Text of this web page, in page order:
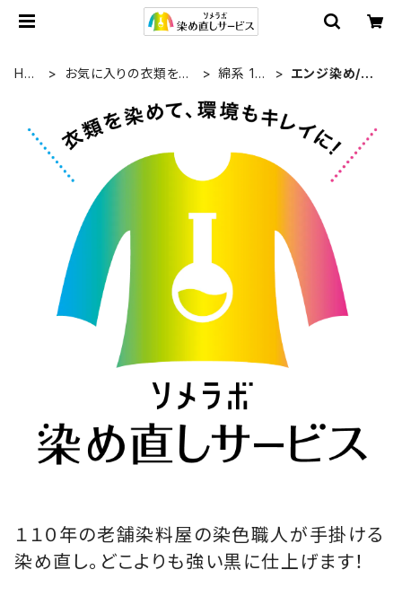
HO
お気に入りの衣類を染
綿系 10
エンジ染め/臙
１１０年の老舗染料屋の染色職人が手掛ける
染め直し。どこよりも強い黒に仕上げます！